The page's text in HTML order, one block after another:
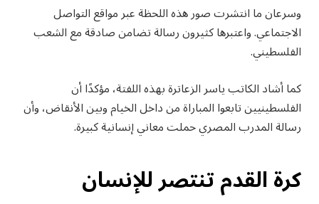
وسرعان ما انتشرت صور هذه اللحظة عبر مواقع التواصل
الاجتماعي. واعتبرها كثيرون رسالة تضامن صادقة مع الشعب
الفلسطيني.
كما أشاد الكاتب ياسر الزعاترة بهذه اللفتة، مؤكدًا أن
الفلسطينيين تابعوا المباراة من داخل الخيام وبين الأنقاض، وأن
رسالة المدرب المصري حملت معاني إنسانية كبيرة.
كرة القدم تنتصر للإنسان